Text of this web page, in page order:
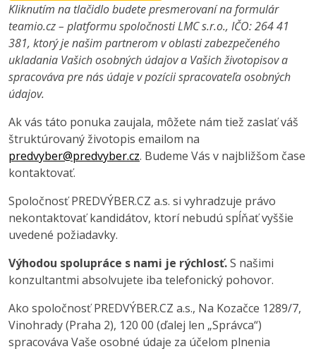
Kliknutím na tlačidlo budete presmerovaní na formulár
teamio.cz – platformu spoločnosti LMC s.r.o., IČO: 264 41
381, ktorý je našim partnerom v oblasti zabezpečeného
ukladania Vašich osobných údajov a Vašich životopisov a
spracováva pre nás údaje v pozícii spracovateľa osobných
údajov.
Ak vás táto ponuka zaujala, môžete nám tiež zaslať váš
štruktúrovaný životopis emailom na
predvyber@predvyber.cz. Budeme Vás v najbližšom čase
kontaktovať.
Spoločnosť PREDVÝBER.CZ a.s. si vyhradzuje právo
nekontaktovať kandidátov, ktorí nebudú spĺňať vyššie
uvedené požiadavky.
Výhodou spolupráce s nami je rýchlosť.S našimi
konzultantmi absolvujete iba telefonický pohovor.
Ako spoločnosť PREDVÝBER.CZ a.s., Na Kozačce 1289/7,
Vinohrady (Praha 2), 120 00 (ďalej len „Správca“)
spracováva Vaše osobné údaje za účelom plnenia